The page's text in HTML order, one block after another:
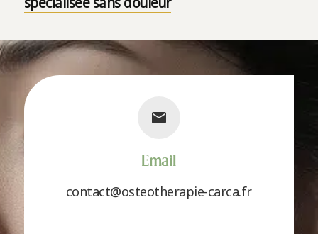
Email
contact@osteotherapie-carca.fr